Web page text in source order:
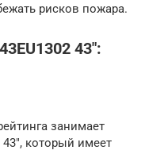
рисков пожара.
43″:
занимает
43″, который имеет